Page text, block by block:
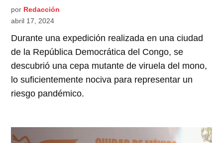
por Redacción
abril 17, 2024
Durante una expedición realizada en una ciudad
de la República Democrática del Congo, se
descubrió una cepa mutante de viruela del mono,
lo suficientemente nociva para representar un
riesgo pandémico.